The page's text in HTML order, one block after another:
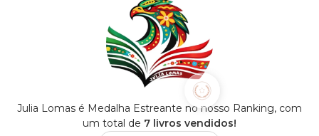
Julia Lomas é Medalha Estreante no nosso Ranking, com
um total de 7 livros vendidos!